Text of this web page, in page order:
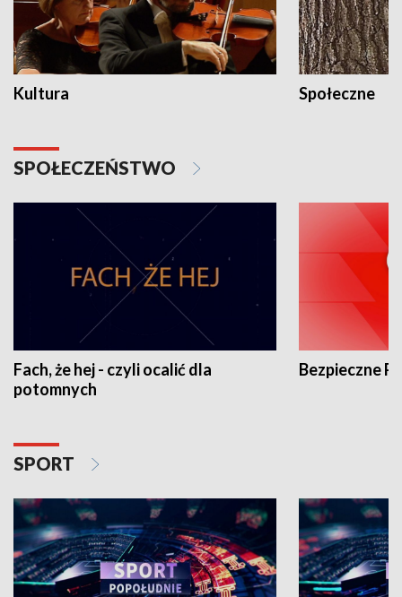
Kultura Społeczne
SPOŁECZEŃSTWO
Fach, że hej - czyli ocalić dla
potomnych
Bezpieczne
SPORT